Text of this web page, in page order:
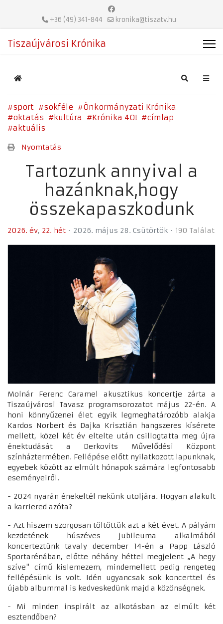
+36 (49) 341-844 kronika@tiszatv.hu
Tiszaújvárosi Krónika
Home Search
sport sokféle
Önkormányzati Krónika
oktatás
kultúra Krónika 40!
címlap
aktuális
Nyomtatás
Tartozunk annyival a
hazánknak,hogy
összekapaszkodunk
2026. év 22. hét 2026. május 28. Csütörtök 190 Találat
Molnár Ferenc Caramel akusztikus koncertje zárta a
Tiszaújvárosi Tavasz programsorozatot május 22-én. A
honi könnyűzenei élet egyik legmeghatározóbb alakja
Kardos Norbert és Dajka Krisztián hangszeres kísérete
mellett, közel két év eltelte után csillogtatta meg újra
énektudását a Derkovits Művelődési Központ
színháztermében. Fellépése előtt nyilatkozott lapunknak,
egyebek között az elmúlt hónapok számára legfontosabb
eseményeiről.
- 2024 nyarán énekeltél nekünk utoljára. Hogyan alakult
a karriered azóta?
- Azt hiszem szorgosan töltöttük azt a két évet. A pályám
kezdetének húszéves jubileuma alkalmából
koncerteztünk tavaly december 14-én a Papp László
Sportarénában, előtte néhány héttel megjelent „A hegy
szíve" című kislemezem, mindemellett pedig rengeteg
fellépésünk is volt. Idén ugyancsak sok koncerttel és
újabb albummal is kedveskedünk majd a közönségnek.
- Mi minden inspirált az alkotásban az elmúlt két
esztendőben?